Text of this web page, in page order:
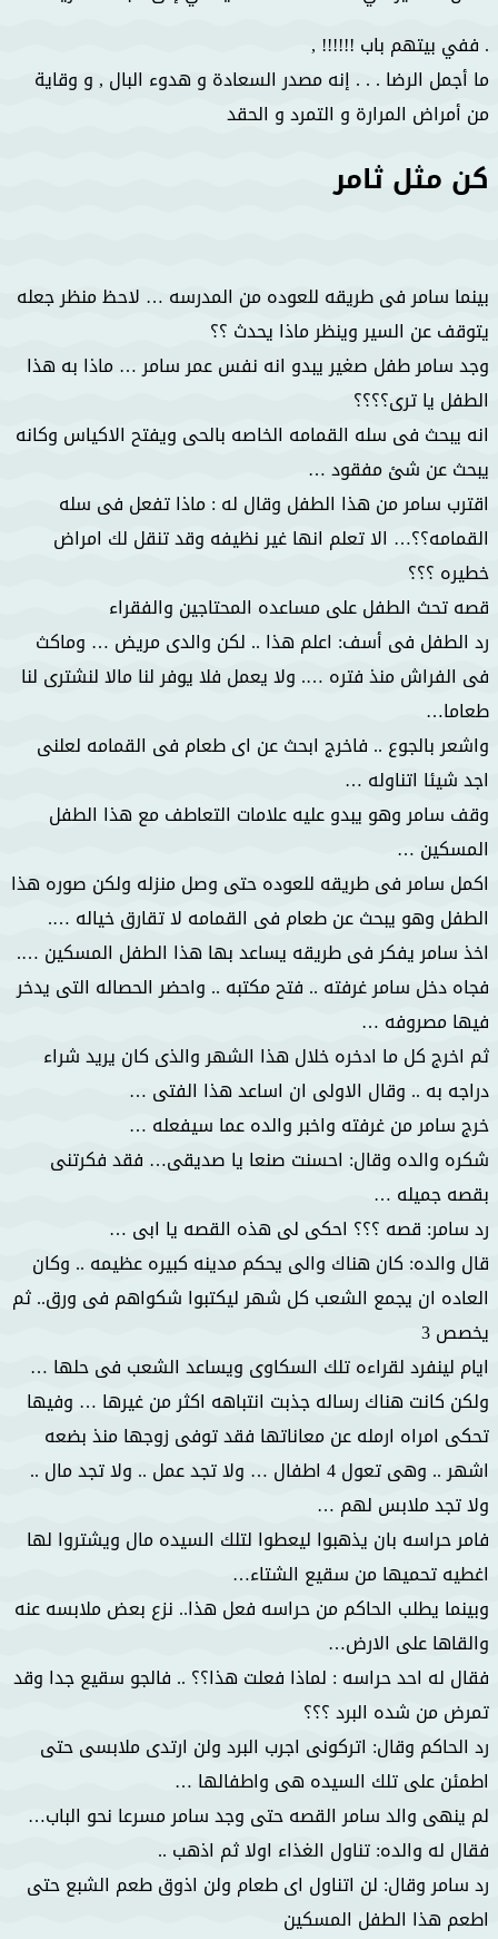
. ففي بيتهم باب !!!!!! ,
ما أجمل الرضا . . . إنه مصدر السعادة و هدوء البال , و وقاية
من أمراض المرارة و التمرد و الحقد
كن مثل ثامر
بينما سامر فى طريقه للعوده من المدرسه … لاحظ منظر جعله
يتوقف عن السير وينظر ماذا يحدث ؟؟
وجد سامر طفل صغير يبدو انه نفس عمر سامر … ماذا به هذا
الطفل يا ترى؟؟؟؟
انه يبحث فى سله القمامه الخاصه بالحى ويفتح الاكياس وكانه
يبحث عن شئ مفقود …
اقترب سامر من هذا الطفل وقال له : ماذا تفعل فى سله
القمامه؟؟… الا تعلم انها غير نظيفه وقد تنقل لك امراض
خطيره ؟؟؟
قصه تحث الطفل على مساعده المحتاجين والفقراء
رد الطفل فى أسف: اعلم هذا .. لكن والدى مريض … وماكث
فى الفراش منذ فتره …. ولا يعمل فلا يوفر لنا مالا لنشترى لنا
طعاما…
واشعر بالجوع .. فاخرج ابحث عن اى طعام فى القمامه لعلنى
اجد شيئا اتناوله …
وقف سامر وهو يبدو عليه علامات التعاطف مع هذا الطفل
المسكين …
اكمل سامر فى طريقه للعوده حتى وصل منزله ولكن صوره هذا
الطفل وهو يبحث عن طعام فى القمامه لا تقارق خياله ….
اخذ سامر يفكر فى طريقه يساعد بها هذا الطفل المسكين ….
فجاه دخل سامر غرفته .. فتح مكتبه .. واحضر الحصاله التى يدخر
فيها مصروفه …
ثم اخرج كل ما ادخره خلال هذا الشهر والذى كان يريد شراء
دراجه به .. وقال الاولى ان اساعد هذا الفتى …
خرج سامر من غرفته واخبر والده عما سيفعله …
شكره والده وقال: احسنت صنعا يا صديقى… فقد فكرتنى
بقصه جميله …
رد سامر: قصه ؟؟؟ احكى لى هذه القصه يا ابى …
قال والده: كان هناك والى يحكم مدينه كبيره عظيمه .. وكان
العاده ان يجمع الشعب كل شهر ليكتبوا شكواهم فى ورق.. ثم
يخصص 3
ايام لينفرد لقراءه تلك السكاوى ويساعد الشعب فى حلها …
ولكن كانت هناك رساله جذبت انتباهه اكثر من غيرها … وفيها
تحكى امراه ارمله عن معاناتها فقد توفى زوجها منذ بضعه
اشهر .. وهى تعول 4 اطفال … ولا تجد عمل .. ولا تجد مال ..
ولا تجد ملابس لهم …
فامر حراسه بان يذهبوا ليعطوا لتلك السيده مال ويشتروا لها
اغطيه تحميها من سقيع الشتاء…
وبينما يطلب الحاكم من حراسه فعل هذا.. نزع بعض ملابسه عنه
والقاها على الارض…
فقال له احد حراسه : لماذا فعلت هذا؟؟ .. فالجو سقيع جدا وقد
تمرض من شده البرد ؟؟؟
رد الحاكم وقال: اتركونى اجرب البرد ولن ارتدى ملابسى حتى
اطمئن على تلك السيده هى واطفالها …
لم ينهى والد سامر القصه حتى وجد سامر مسرعا نحو الباب…
فقال له والده: تناول الغذاء اولا ثم اذهب ..
رد سامر وقال: لن اتناول اى طعام ولن اذوق طعم الشبع حتى
اطعم هذا الطفل المسكين